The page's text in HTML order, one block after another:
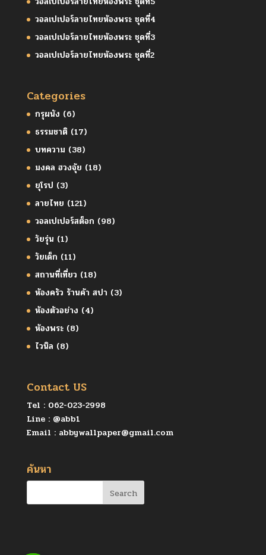
วอลเปเปอร์ลายไทยห้องพระ ชุดที่4
วอลเปเปอร์ลายไทยห้องพระ ชุดที่3
วอลเปเปอร์ลายไทยห้องพระ ชุดที่2
Categories
กรุผนัง (6)
ธรรมชาติ(17)
บทความ (38)
มงคล ฮวงจุ้ย (18)
ยุโรป (3)
ลายไทย (121)
วอลเปเปอร์สต็อก (98)
วัยรุ่น (1)
วัยเด็ก (11)
สถานที่เที่ยว (18)
ห้องครัว ร้านค้า สปา (3)
ห้องตัวอย่าง (4)
ห้องพระ(8)
ไวนิล (8)
Contact US
Tel : 062-023-2998
Line : @abb1
Email : abbywallpaper@gmail.com
ค้นหา